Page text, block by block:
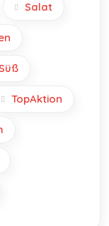
Salat
TopAktion